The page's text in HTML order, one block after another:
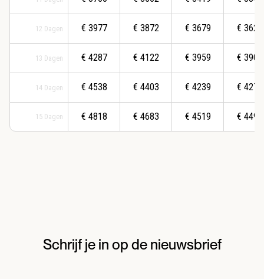
12 Dagen
13 Dagen
14 Dagen
15 Dagen
€ 3977
€ 4287
€ 4538
€ 4818
€ 3872
€ 4122
€ 4403
€ 4683
€ 3679
€ 3959
€ 4239
€ 4519
€ 3627
€ 3907
€ 4277
€ 4494
Schrijf je in op de nieuwsbrief